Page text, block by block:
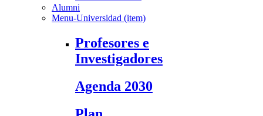
Alumni
Menu-Universidad (item)
Profesores e
Investigadores
Agenda 2030